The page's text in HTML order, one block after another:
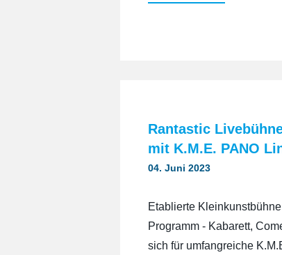
Rantastic
mit K.M.E. PANO
04. Juni 2023
Etablierte
Programm - Kabarett,
sich für umfangreiche